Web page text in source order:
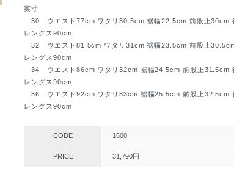
実寸
30 ウエスト77cm ワタリ30.5cm 裾幅22.5cm 前股上30cm
レングス90cm
32 ウエスト81.5cm ワタリ31cm 裾幅23.5cm 前股上
レングス90cm
34 ウエスト86cm ワタリ32cm 裾幅24.5cm 前股上31.5cm
レングス90cm
36 ウエスト92cm ワタリ33cm 裾幅25.5cm 前股上32.5cm
レングス90cm
CODE 1600
PRICE 31,790円